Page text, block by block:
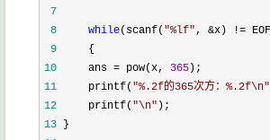
7
8
while(scanf( "%lf", &x) !=
9
10
     ans = pow(x,
365
11
     printf(
"%.2f的365次方：%.2f\n"
12
     printf(
"\n"
13